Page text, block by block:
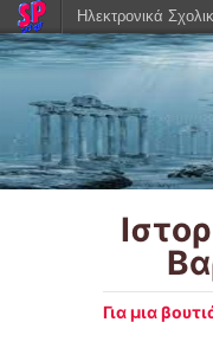
Για μια
Ηλεκτρονικά